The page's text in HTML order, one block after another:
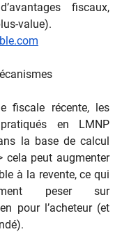
fiscaux,
value).
fiscale récente, les
en LMNP
la base de calcul
cela peut augmenter
à la revente, ce qui
peser sur
pour l’acheteur (et